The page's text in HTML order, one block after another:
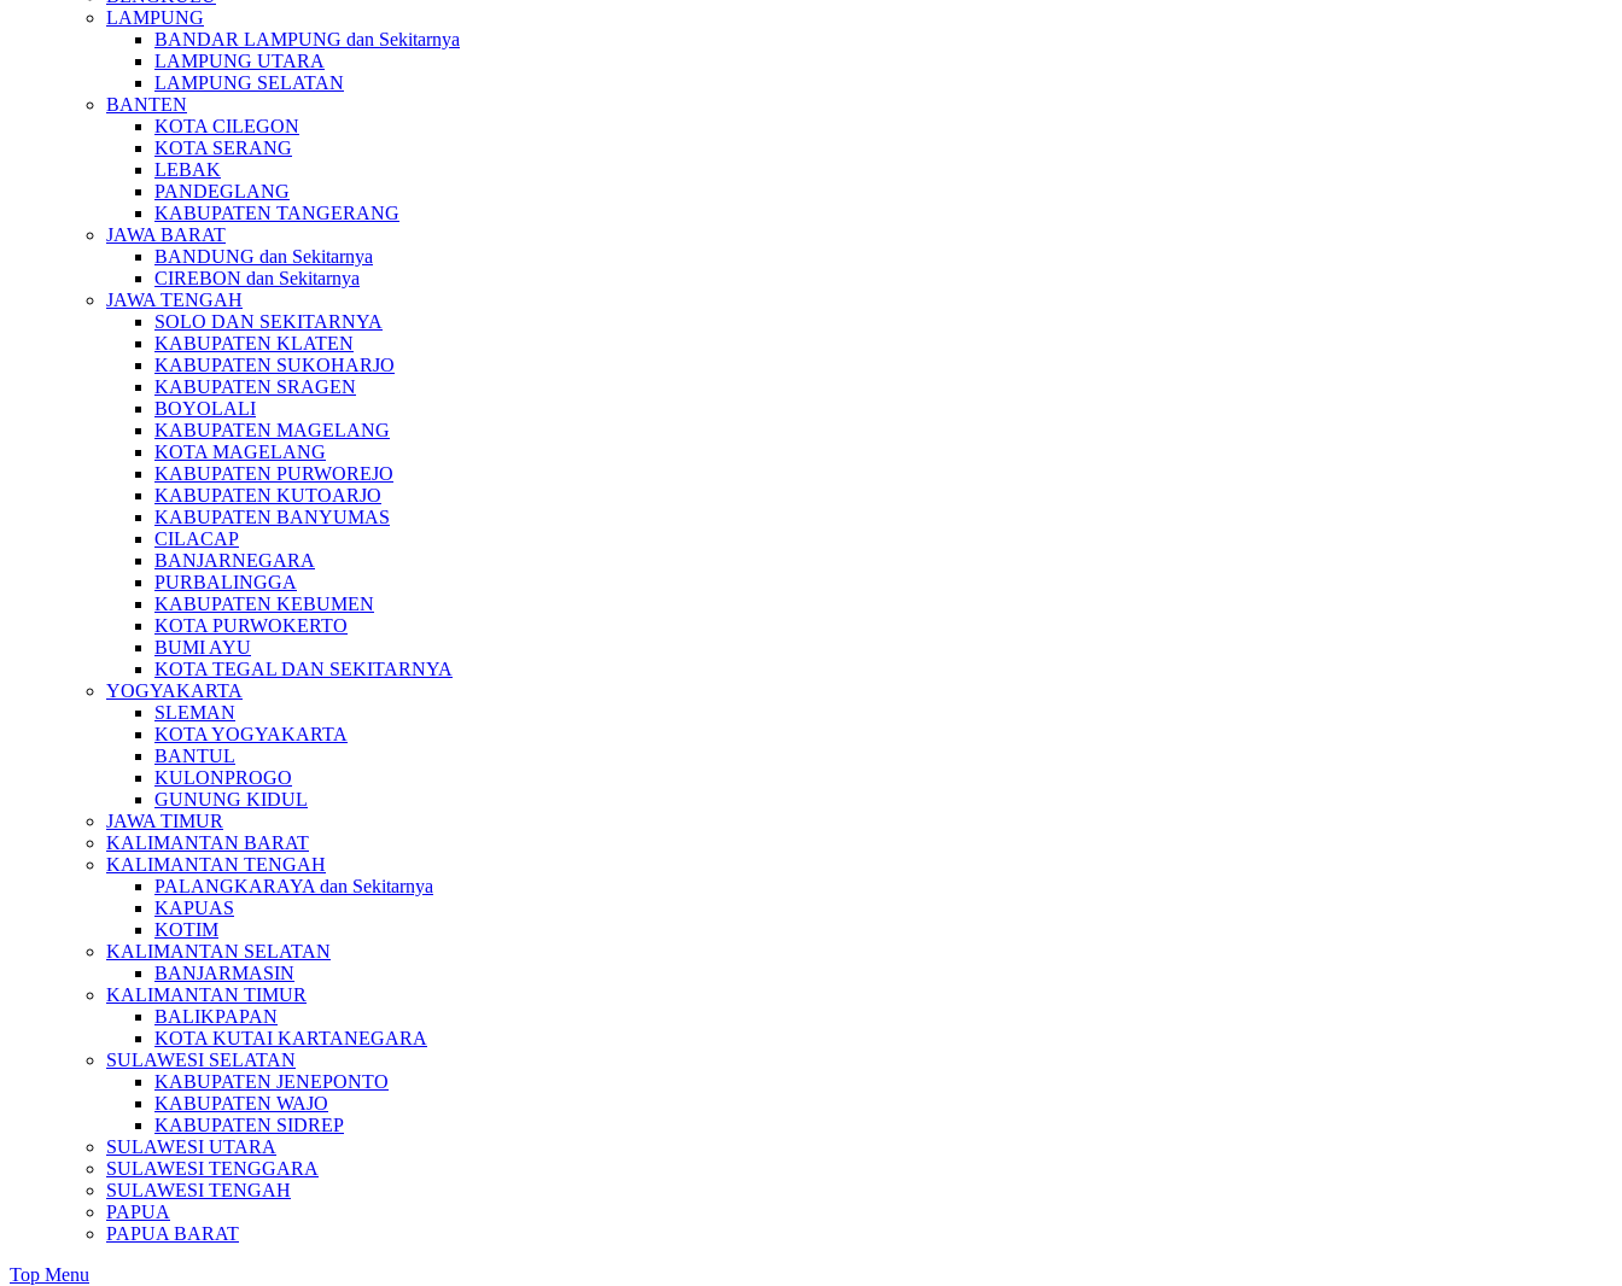
LAMPUNG
BANDAR LAMPUNG dan Sekitarnya
LAMPUNG UTARA
LAMPUNG SELATAN
BANTEN
KOTA CILEGON
KOTA SERANG
LEBAK
PANDEGLANG
KABUPATEN TANGERANG
JAWA BARAT
BANDUNG dan Sekitarnya
CIREBON dan Sekitarnya
JAWA TENGAH
SOLO DAN SEKITARNYA
KABUPATEN KLATEN
KABUPATEN SUKOHARJO
KABUPATEN SRAGEN
BOYOLALI
KABUPATEN MAGELANG
KOTA MAGELANG
KABUPATEN PURWOREJO
KABUPATEN KUTOARJO
KABUPATEN BANYUMAS
CILACAP
BANJARNEGARA
PURBALINGGA
KABUPATEN KEBUMEN
KOTA PURWOKERTO
BUMI AYU
KOTA TEGAL DAN SEKITARNYA
YOGYAKARTA
SLEMAN
KOTA YOGYAKARTA
BANTUL
KULONPROGO
GUNUNG KIDUL
JAWA TIMUR
KALIMANTAN BARAT
KALIMANTAN TENGAH
PALANGKARAYA dan Sekitarnya
KAPUAS
KOTIM
KALIMANTAN SELATAN
BANJARMASIN
KALIMANTAN TIMUR
BALIKPAPAN
KOTA KUTAI KARTANEGARA
SULAWESI SELATAN
KABUPATEN JENEPONTO
KABUPATEN WAJO
KABUPATEN SIDREP
SULAWESI UTARA
SULAWESI TENGGARA
SULAWESI TENGAH
PAPUA
PAPUA BARAT
Top Menu